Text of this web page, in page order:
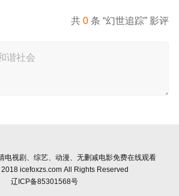
共0 条 “幻世追踪” 影评
电视剧、综艺、动漫、无删减电影免费在线观看
icefoxzs.com All Rights Reserved
辽ICP备85301568号